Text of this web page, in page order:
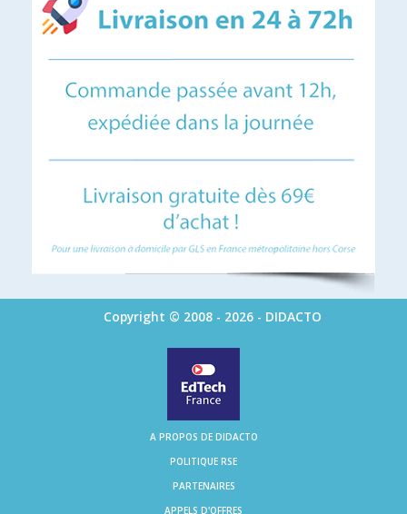
Copyright © 2008 - 2026 - DIDACTO
A PROPOS DE DIDACTO
POLITIQUE RSE
PARTENAIRES
APPELS D'OFFRES